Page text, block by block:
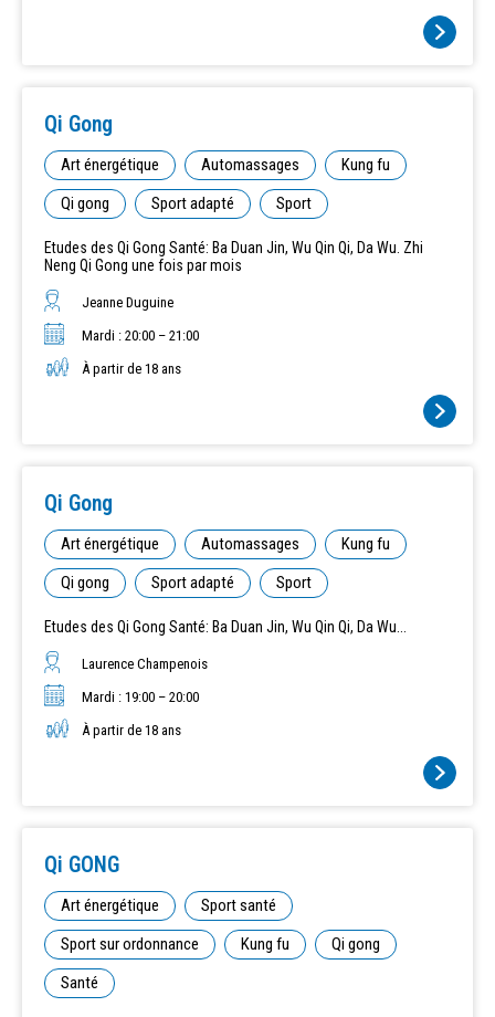
Qi Gong
Art énergétique Automassages
Kung fu
Qi gong
Sport adapté Sport
Etudes des Qi Gong Santé: Ba Duan Jin, Wu Qin Qi, Da Wu. Zhi
Neng Qi Gong une fois par mois
Jeanne Duguine
Mardi : 20:00 – 21:00
À partir de 18 ans
Qi Gong
Art énergétique Automassages
Kung fu
Qi gong
Sport adapté Sport
Etudes des Qi Gong Santé: Ba Duan Jin, Wu Qin Qi, Da Wu...
Laurence Champenois
Mardi : 19:00 – 20:00
À partir de 18 ans
Qi GONG
Art énergétique
Sport santé
Sport sur ordonnance
Kung fu
Qi gong
Santé